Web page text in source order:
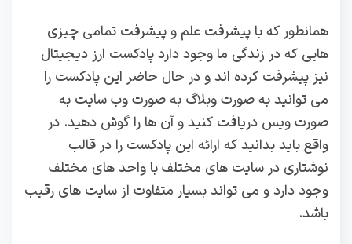
همانطور که با پیشرفت علم و پیشرفت تمامی چیزی
هایی که در زندگی ما وجود دارد پادکست ارز دیجیتال
نیز پیشرفت کرده اند و در حال حاضر این پادکست را
می توانید به صورت وبلاگ به صورت وب سایت به
صورت ویس دریافت کنید و آن ها را گوش دهید. در
واقع باید بدانید که ارائه این پادکست را در قالب
نوشتاری در سایت های مختلف با واحد های مختلف
وجود دارد و می تواند بسیار متفاوت از سایت های رقیب
باشد.